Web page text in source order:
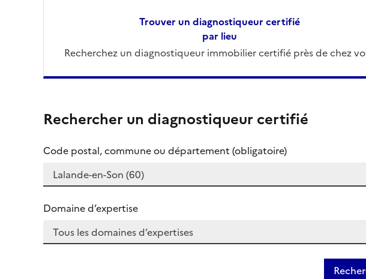
Trouver un diagnostiqueur certifié
par lieu
Recherchez un diagnostiqueur immobilier certifié près de chez
Rechercher un diagnostiqueur certifié
Code postal, commune ou département (obligatoire)
Domaine d’expertise